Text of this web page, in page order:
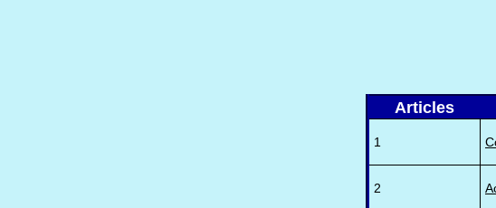
Articles
1
2